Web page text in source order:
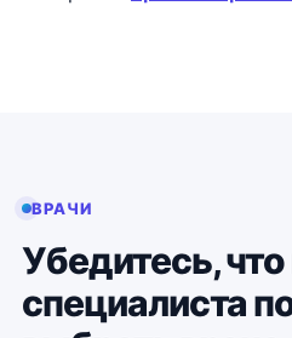
ВРАЧИ
Убедитесь,
специалиста